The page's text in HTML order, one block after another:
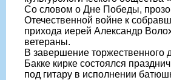
Со словом о Дне Победы,
Отечественной войне к
прихода иерей Александр
ветераны.
В завершение
Бакке кирке состоялся
под гитару в исполнении